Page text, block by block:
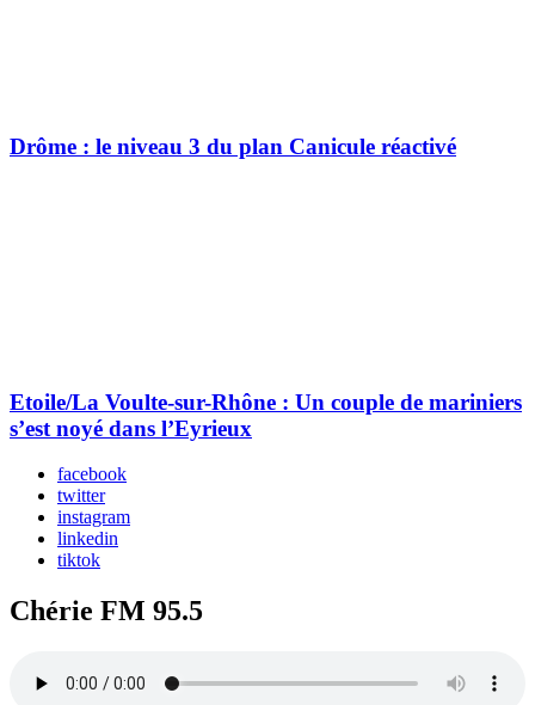
Drôme : le niveau 3 du plan Canicule réactivé
Etoile/La Voulte-sur-Rhône : Un couple de mariniers
s’est noyé dans l’Eyrieux
facebook
twitter
instagram
linkedin
tiktok
Chérie FM 95.5